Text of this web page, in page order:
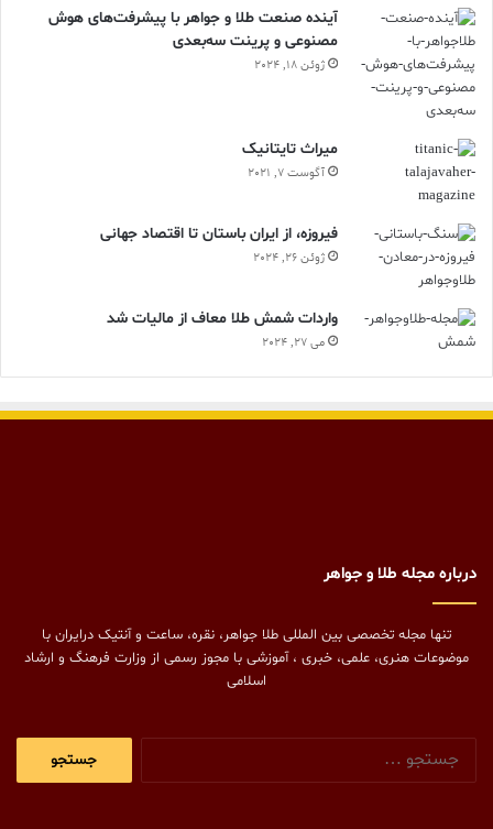
آینده صنعت طلا و جواهر با پیشرفت‌های هوش
مصنوعی و پرینت سه‌بعدی
ژوئن 18, 2024
ميراث تايتانيک
آگوست 7, 2021
فیروزه، از ایران باستان تا اقتصاد جهانی
ژوئن 26, 2024
واردات شمش طلا معاف از مالیات شد
می 27, 2024
درباره مجله طلا و جواهر
تنها مجله تخصصی بین المللی طلا جواهر، نقره، ساعت و آنتیک درایران با
موضوعات هنری، علمی، خبری ، آموزشی با مجوز رسمی از وزارت فرهنگ و ارشاد
اسلامی